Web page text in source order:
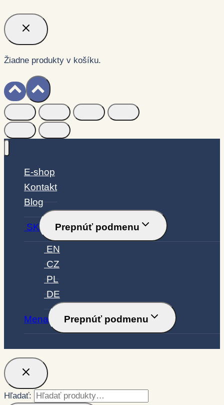
Žiadne produkty v košíku.
E-shop
Kontakt
Blog
SK Prepnúť podmenu
EN
CZ
PL
DE
Mena Prepnúť podmenu
Hľadať: